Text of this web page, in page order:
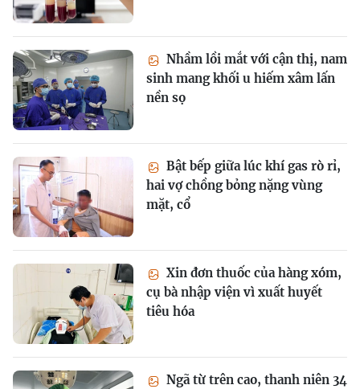
Nhầm lồi mắt với cận thị, nam
sinh mang khối u hiếm xâm lấn
nền sọ
Bật bếp giữa lúc khí gas rò rỉ,
hai vợ chồng bỏng nặng vùng
mặt, cổ
Xin đơn thuốc của hàng xóm,
cụ bà nhập viện vì xuất huyết
tiêu hóa
Ngã từ trên cao, thanh niên 34